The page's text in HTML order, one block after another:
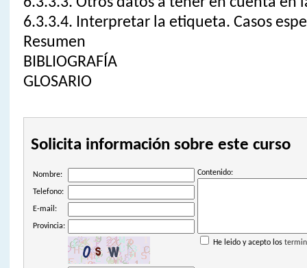
6.3.3.4. Interpretar la etiqueta. Casos
Resumen
BIBLIOGRAFÍA
GLOSARIO
Solicita información sobre este curso
Nombre: Contenido:
He leido y acepto los
Telefono:
E-mail:
Provincia: